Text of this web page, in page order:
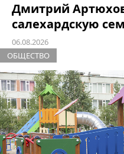
Дмитрий
салехардскую
06.08.2026
ОБЩЕСТВО